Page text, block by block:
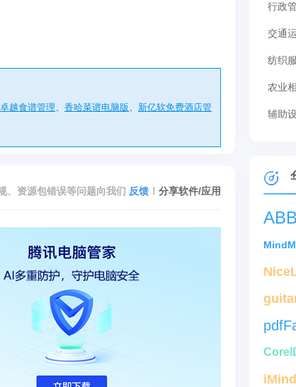
卓越食谱管理、 香哈菜谱电脑版、 新亿软免费酒店管
分享软件/应用
、资源包错误等问题向我们 反馈 ！
行政
交通
纺织
农业
辅助